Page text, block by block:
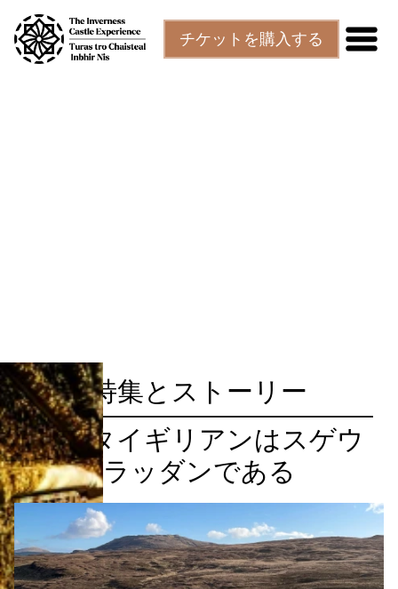
チケットを購入する
特集とストーリー
アルタイギリアンはスゲウ
ラッダンである